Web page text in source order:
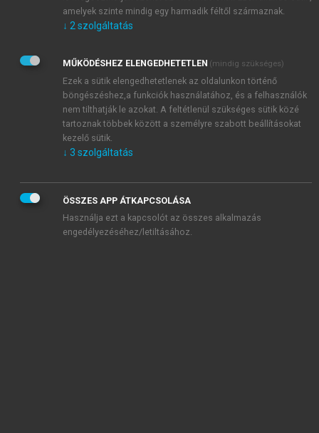
Kérek értesítést a MeRSZ újdonságairól, akcióiról.
Kérek értesítést az Akadémiai Kiadó Zrt. újdonságairól,
Adatkezelési tájékoztatóbanfoglaltakat tudomásul
veszem és elfogadom.
Általános vásárlási feltételeket, valamint a szotar.netés a
mersz.huoldalak licencszerződéseiben foglaltakat
tudomásul veszem és elfogadom.
KIPRÓBÁLOM
amelyek szinte mindig egy harmadik féltől származnak.
↓ 2 szolgáltatás
MŰKÖDÉSHEZ ELENGEDHETETLEN (mindig szükséges)
Ezek a sütik elengedhetetlenek az oldalunkon történő
böngészéshez,a funkciók használatához, és a felhasználók
nem tilthatják le azokat. A feltétlenül szükséges sütik közé
tartoznak többek között a személyre szabott beállításokat
kezelő sütik.
↓ 3 szolgáltatás
ÖSSZES APP ÁTKAPCSOLÁSA
Használja ezt a kapcsolót az összes alkalmazás
engedélyezéséhez/letiltásához.